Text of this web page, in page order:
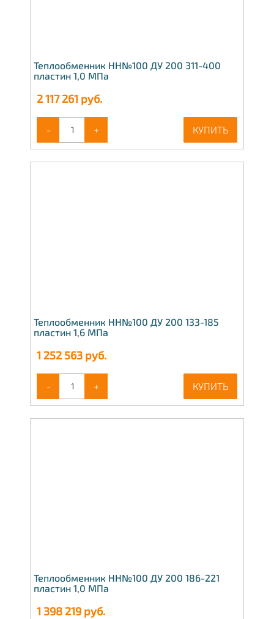
Теплообменник НН№100 ДУ 200 311-400
пластин 1,0 МПа
2 117 261 руб.
- + КУПИТЬ
Теплообменник НН№100 ДУ 200 133-185
пластин 1,6 МПа
1 252 563 руб.
- + КУПИТЬ
Теплообменник НН№100 ДУ 200 186-221
пластин 1,0 МПа
1 398 219 руб.